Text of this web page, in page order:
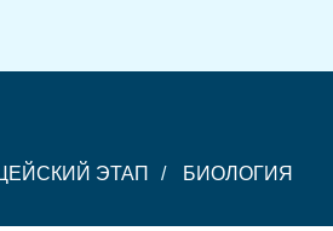
ЭТАП / БИОЛОГИЯ